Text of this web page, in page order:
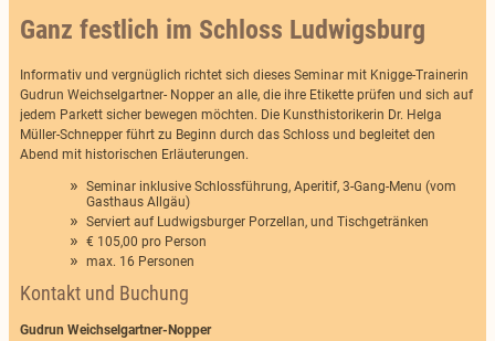
Ganz festlich im Schloss Ludwigsburg
Informativ und vergnüglich richtet sich dieses Seminar mit Knigge-Trainerin
Gudrun Weichselgartner- Nopper an alle, die ihre Etikette prüfen und sich auf
jedem Parkett sicher bewegen möchten. Die Kunsthistorikerin Dr. Helga
Müller-Schnepper führt zu Beginn durch das Schloss und begleitet den
Abend mit historischen Erläuterungen.
Seminar inklusive Schlossführung, Aperitif, 3-Gang-Menu (vom
Gasthaus Allgäu)
Serviert auf Ludwigsburger Porzellan, und Tischgetränken
€ 105,00 pro Person
max. 16 Personen
Kontakt und Buchung
Gudrun Weichselgartner-Nopper